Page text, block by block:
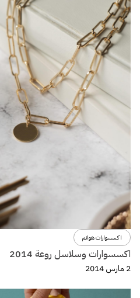
اكسسوارات هوانم
اكسسوارات وسلاسل روعة 2014
2 مارس 2014